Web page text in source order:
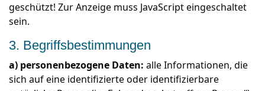
geschützt! Zur Anzeige muss JavaScript eingeschaltet
sein.
3. Begriffsbestimmungen
a) personenbezogene Daten: alle Informationen, die
sich auf eine identifizierte oder identifizierbare